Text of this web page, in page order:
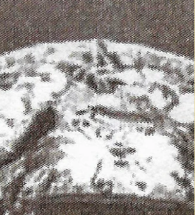
les visites a la Fira del Llibre Antic i d’Ocasió que tots
els anys organitza a València el Gremi de Llibreters
Vell, a la gran via del Marqués del Túria. Unes
vegades, tro­bant llibres que feia molt de temps
desistit d’aconse­guir; unes altres, en aparéixer
documents textuals o gràfics que desconeixia la seua
existència; i sempre, després de llar­gues xarrades